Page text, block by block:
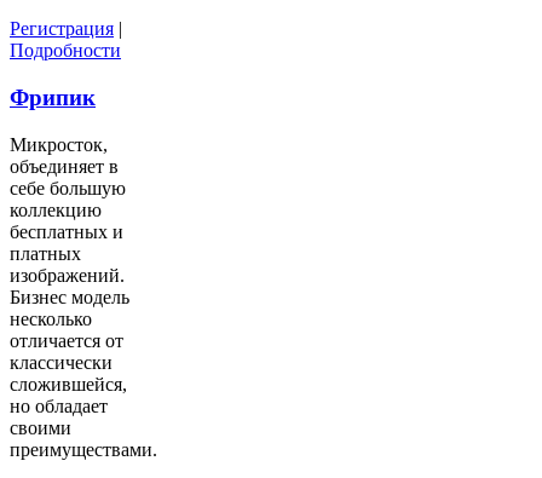
Регистрация |
Подробности
Фрипик
Микросток,
объединяет в
себе большую
коллекцию
бесплатных и
платных
изображений.
Бизнес модель
несколько
отличается от
классически
сложившейся,
но обладает
своими
преимуществами.